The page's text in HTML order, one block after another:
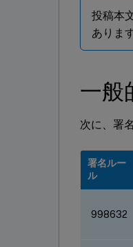
投稿本
あります
一般
次に、署
署名ルー
ル
998632